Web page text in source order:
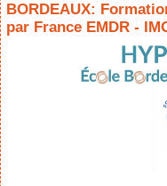
BORDEAUX:
par France EMDR -